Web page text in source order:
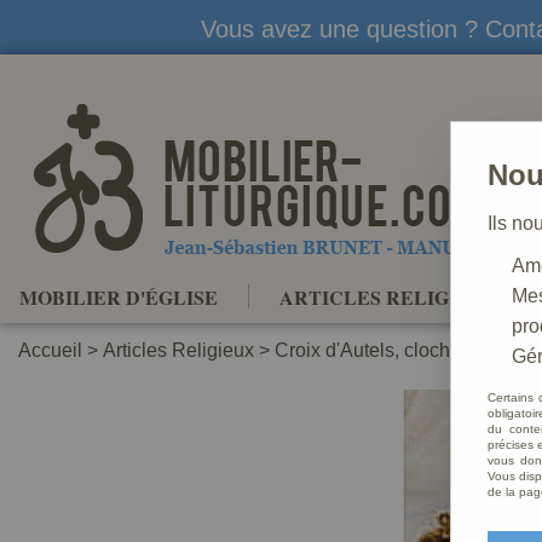
Vous avez une question ?
MOBILIER D'ÉGLISE ARTICLES RELIGIEUX
Accueil > Articles Religieux > Croix d'Autels, cloches
Ils
Certains
du
précises
vous
Vous
de la